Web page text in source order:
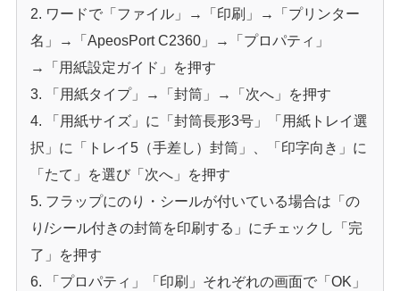
ワードで「ファイル」→「印刷」→「プリンター
名」→「ApeosPort C2360」→「プロパティ」
→「用紙設定ガイド」を押す
「用紙タイプ」→「封筒」→「次へ」を押す
「用紙サイズ」に「封筒長形3号」「用紙トレイ選
択」に「トレイ5（手差し）封筒」、「印字向き」に
「たて」を選び「次へ」を押す
フラップにのり・シールが付いている場合は「の
り/シール付きの封筒を印刷する」にチェックし「完
了」を押す
「プロパティ」「印刷」それぞれの画面で「OK」